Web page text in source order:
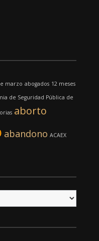
marzo abogados 12 meses
de Seguridad Pública de
aborto
abandono ACAEX